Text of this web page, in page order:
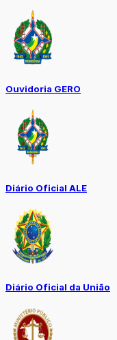
Ouvidoria GERO
Diário Oficial ALE
Diário Oficial da União